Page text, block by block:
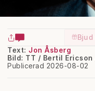
Text: Jon Åsberg
Publicerad 2026-08-02
Bild: TT / Bertil Ericson